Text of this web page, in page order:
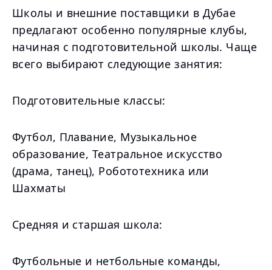
Школы и внешние поставщики в Дубае
предлагают особенно популярные клубы,
начиная с подготовительной школы. Чаще
всего выбирают следующие занятия:
Подготовительные классы:
Футбол, Плавание, Музыкальное
образование, Театральное искусство
(драма, танец), Робототехника или
Шахматы
Средняя и старшая школа:
Футбольные и нетбольные команды,